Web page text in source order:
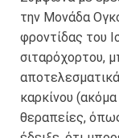
την Μονάδα
φροντίδας του
σιταρόχορτου,
καρκίνου
θεραπείες,